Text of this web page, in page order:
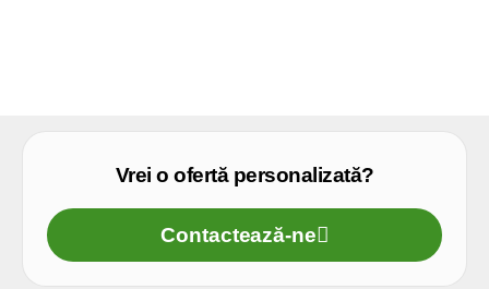
Vrei o ofertă personalizată?
Contactează-ne